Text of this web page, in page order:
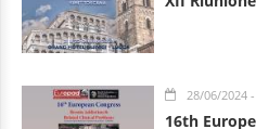
28/06/2024
16th